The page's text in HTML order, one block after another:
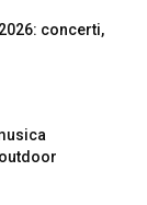
concerti,